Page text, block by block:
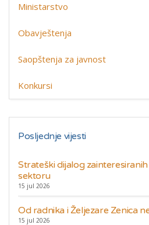
Ministarstvo
Obavještenja
Saopštenja za javnost
Konkursi
Posljednje vijesti
Strateški dijalog
sektoru
15 jul 2026
Od radnika i Željezare Zenica
15 jul 2026